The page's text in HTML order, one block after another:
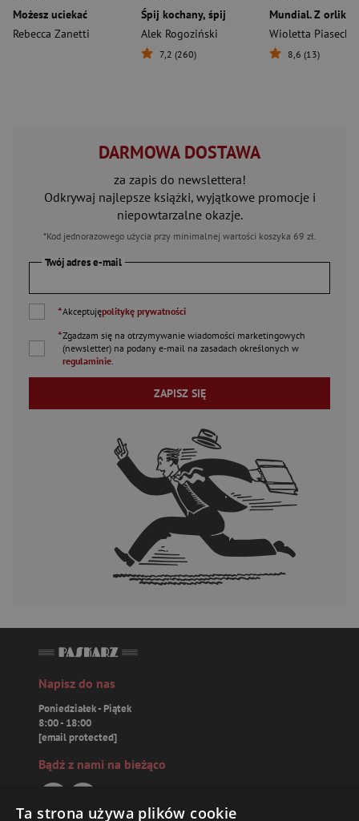
Możesz uciekać
Rebecca Zanetti
Śpij kochany, śpij
Alek Rogoziński
7,2 (260)
Wioletta Piasecka
8,6 (13)
DARMOWA DOSTAWA
za zapis do newslettera!
Odkrywaj najlepsze książki, wyjątkowe promocje i
niepowtarzalne okazje.
*Kod jednorazowego użycia przy minimalnej wartości koszyka 69 zł.
Twój adres e-mail
*Akceptujępolitykę prywatności
*Zgadzam się na otrzymywanie wiadomości marketingowych
(newsletter) na podany e-mail na zasadach określonych w
regulaminie.
ZAPISZ SIĘ
Napisz do nas
Poniedziałek - Piątek
8:00 - 18:00
[email protected]
Bądź z nami na bieżąco
Ta strona używa plików cookie